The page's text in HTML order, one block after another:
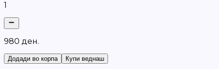
1
980 ден.
Додади во корпа Купи веднаш